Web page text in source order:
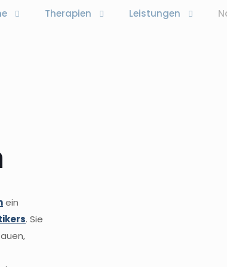
Therapien Leistungen
ein
. Sie